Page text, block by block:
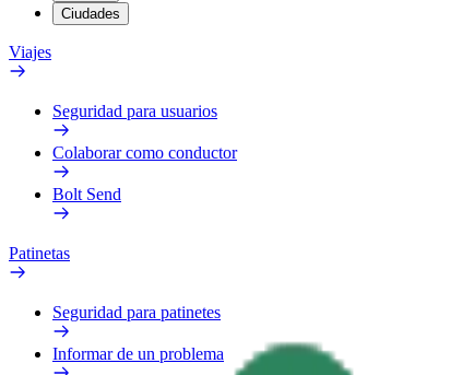
Ciudades
Viajes
Seguridad para usuarios
Colaborar como conductor
Bolt Send
Patinetas
Seguridad para patinetes
Informar de un problema